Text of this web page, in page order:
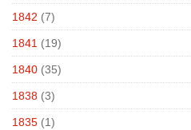
1842 (7)
1841 (19)
1840 (35)
1838 (3)
1835 (1)